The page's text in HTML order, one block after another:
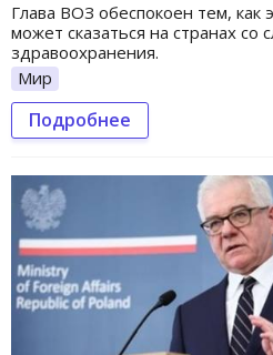
Глава ВОЗ обеспокоен тем, как
может сказаться на странах со
здравоохранения.
Мир
Подробнее